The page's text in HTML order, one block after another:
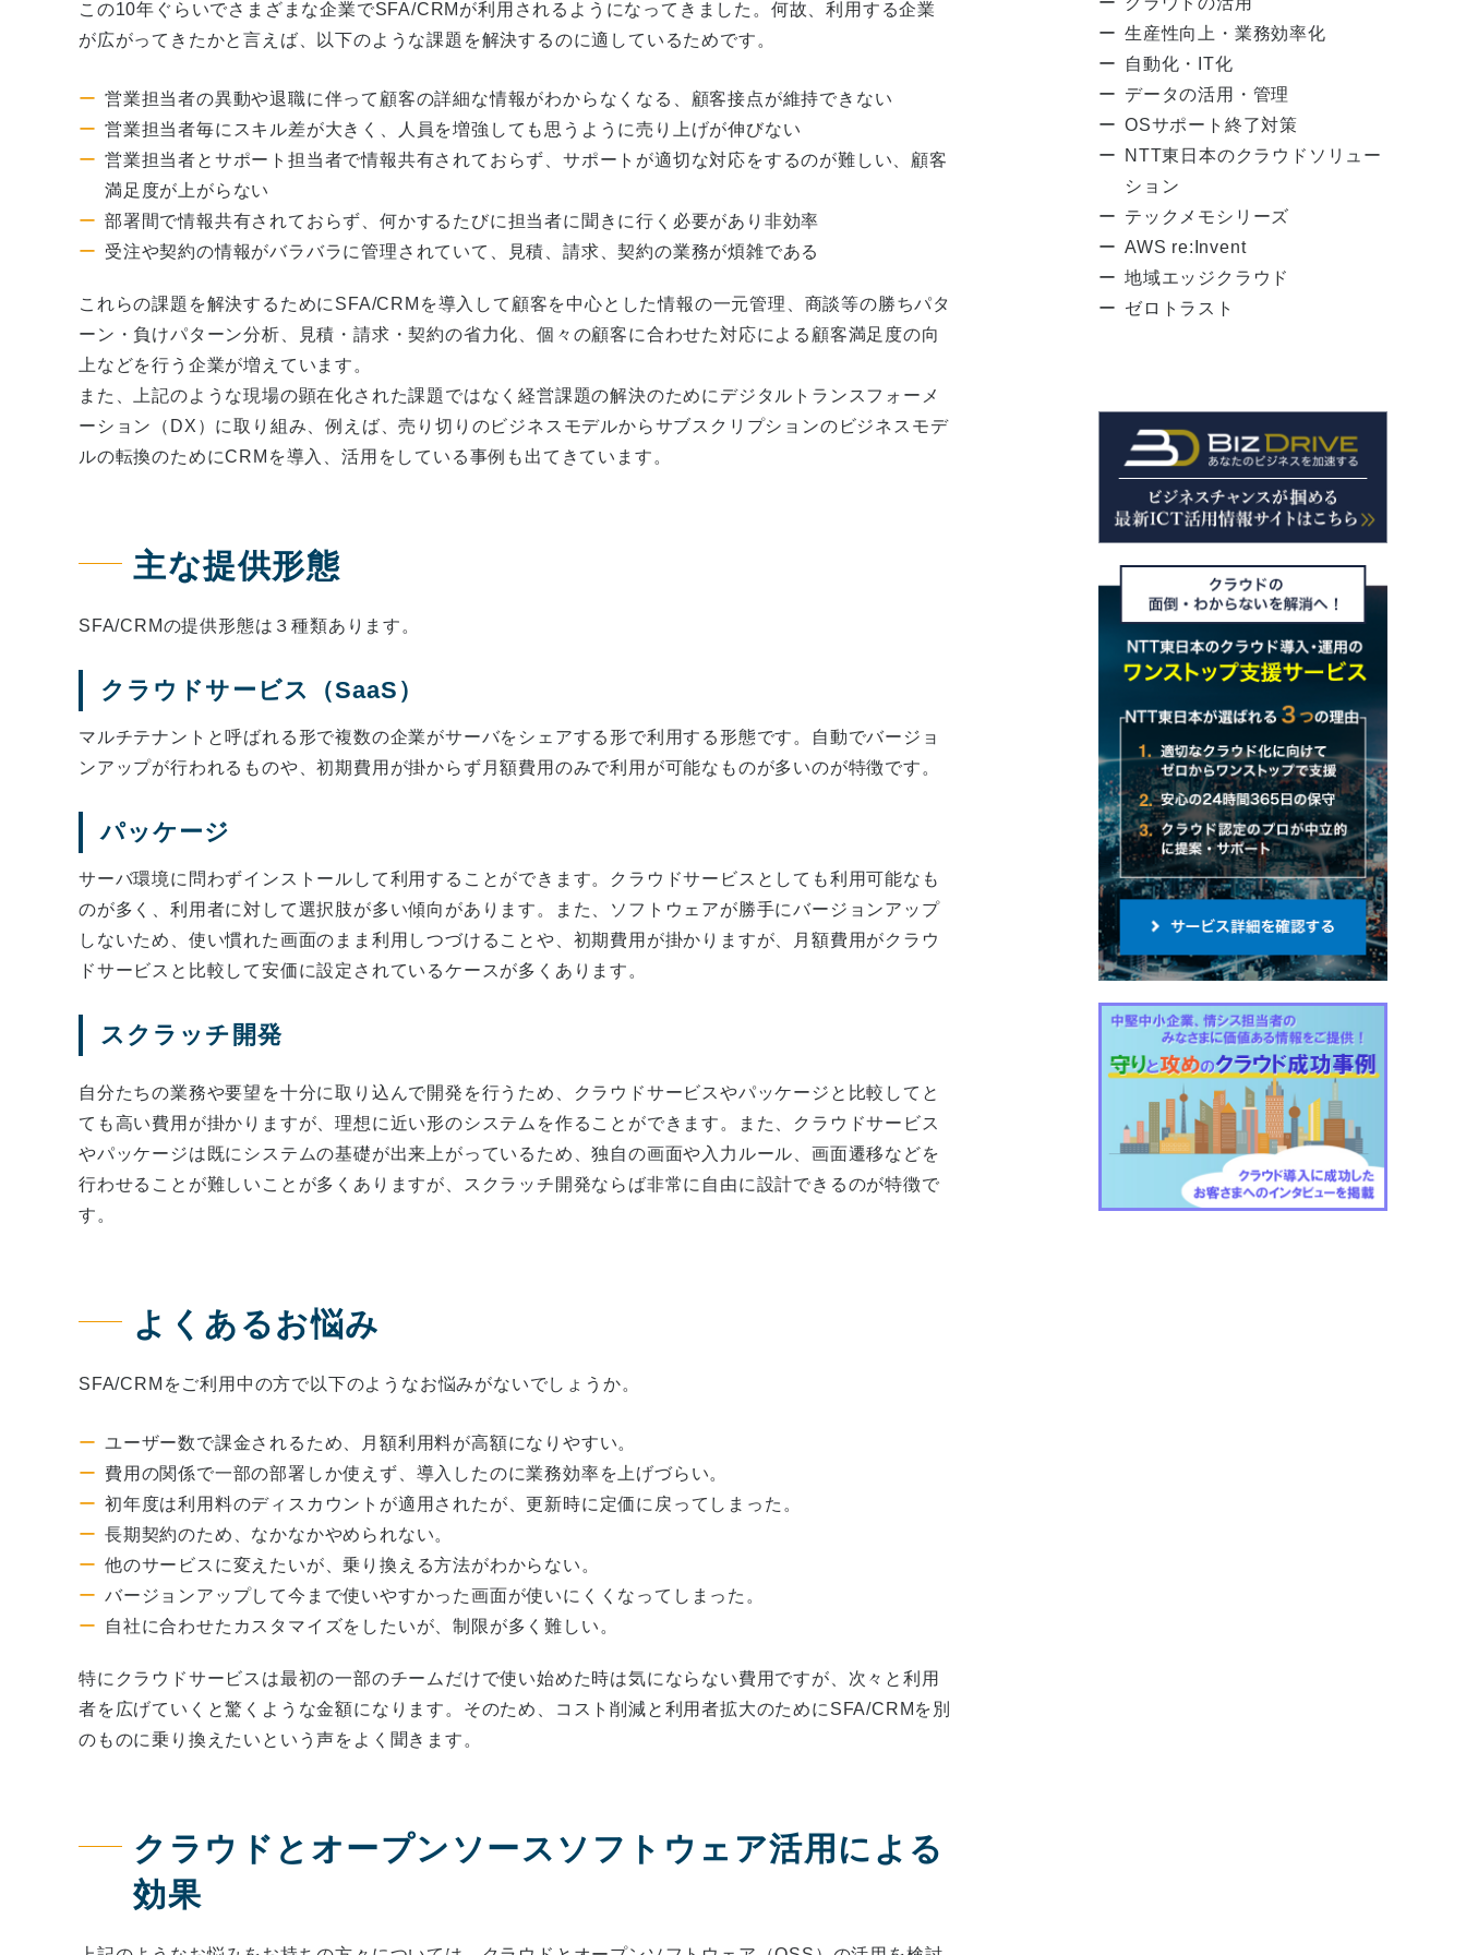
この10年ぐらいでさまざまな企業でSFA/CRMが利用されるようになってきました。何故、利用する企業
が広がってきたかと言えば、以下のような課題を解決するのに適しているためです。
営業担当者の異動や退職に伴って顧客の詳細な情報がわからなくなる、顧客接点が維持できない
営業担当者毎にスキル差が大きく、人員を増強しても思うように売り上げが伸びない
営業担当者とサポート担当者で情報共有されておらず、サポートが適切な対応をするのが難しい、顧客
満足度が上がらない
部署間で情報共有されておらず、何かするたびに担当者に聞きに行く必要があり非効率
受注や契約の情報がバラバラに管理されていて、見積、請求、契約の業務が煩雑である
これらの課題を解決するためにSFA/CRMを導入して顧客を中心とした情報の一元管理、商談等の勝ちパタ
ーン・負けパターン分析、見積・請求・契約の省力化、個々の顧客に合わせた対応による顧客満足度の向
上などを行う企業が増えています。
また、上記のような現場の顕在化された課題ではなく経営課題の解決のためにデジタルトランスフォーメ
ーション（DX）に取り組み、例えば、売り切りのビジネスモデルからサブスクリプションのビジネスモデ
ルの転換のためにCRMを導入、活用をしている事例も出てきています。
主な提供形態
SFA/CRMの提供形態は３種類あります。
クラウドサービス（SaaS）
マルチテナントと呼ばれる形で複数の企業がサーバをシェアする形で利用する形態です。自動でバージョ
ンアップが行われるものや、初期費用が掛からず月額費用のみで利用が可能なものが多いのが特徴です。
パッケージ
サーバ環境に問わずインストールして利用することができます。クラウドサービスとしても利用可能なも
のが多く、利用者に対して選択肢が多い傾向があります。また、ソフトウェアが勝手にバージョンアップ
しないため、使い慣れた画面のまま利用しつづけることや、初期費用が掛かりますが、月額費用がクラウ
ドサービスと比較して安価に設定されているケースが多くあります。
スクラッチ開発
自分たちの業務や要望を十分に取り込んで開発を行うため、クラウドサービスやパッケージと比較してと
ても高い費用が掛かりますが、理想に近い形のシステムを作ることができます。また、クラウドサービス
やパッケージは既にシステムの基礎が出来上がっているため、独自の画面や入力ルール、画面遷移などを
行わせることが難しいことが多くありますが、スクラッチ開発ならば非常に自由に設計できるのが特徴で
す。
よくあるお悩み
SFA/CRMをご利用中の方で以下のようなお悩みがないでしょうか。
ユーザー数で課金されるため、月額利用料が高額になりやすい。
費用の関係で一部の部署しか使えず、導入したのに業務効率を上げづらい。
初年度は利用料のディスカウントが適用されたが、更新時に定価に戻ってしまった。
長期契約のため、なかなかやめられない。
他のサービスに変えたいが、乗り換える方法がわからない。
バージョンアップして今まで使いやすかった画面が使いにくくなってしまった。
自社に合わせたカスタマイズをしたいが、制限が多く難しい。
特にクラウドサービスは最初の一部のチームだけで使い始めた時は気にならない費用ですが、次々と利用
者を広げていくと驚くような金額になります。そのため、コスト削減と利用者拡大のためにSFA/CRMを別
のものに乗り換えたいという声をよく聞きます。
クラウドとオープンソースソフトウェア活用による
効果
生産性向上・業務効率化
自動化・IT化
データの活用・管理
OSサポート終了対策
NTT東日本のクラウドソリュー
ション
テックメモシリーズ
AWS re:Invent
地域エッジクラウド
ゼロトラスト